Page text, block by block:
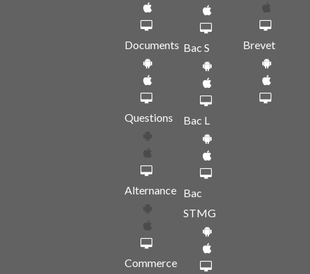
Documents
Questions
Alternance
Commerce
Bac S
Bac L
Bac
STMG
Brevet